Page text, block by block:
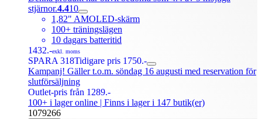
stjärnor.4.410
1,82" AMOLED-skärm
100+ träningslägen
10 dagars batteritid
1432.-exkl. moms
SPARA 318Tidigare pris 1750.-
Kampanj! Gäller t.o.m. söndag 16 augusti med reservation för
slutförsäljning
Outlet-pris från 1289.-
100+ i lager online | Finns i lager i 147 butik(er)
1079266